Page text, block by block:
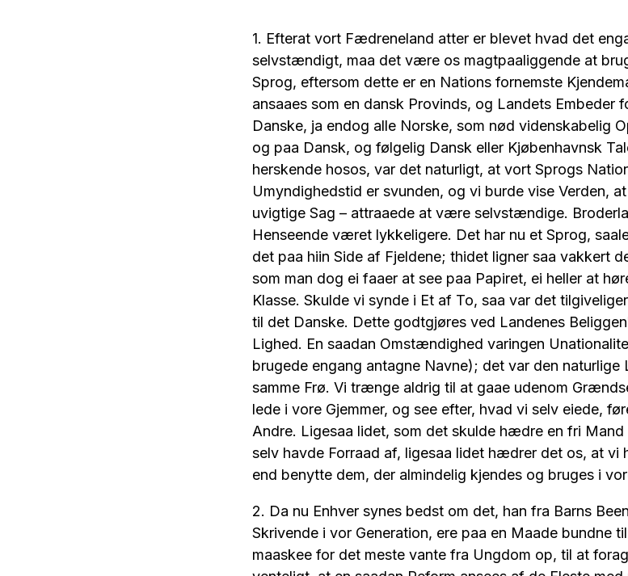
1. Efterat vort Fædreneland atter er blevet hvad det
selvstændigt, maa det være os magtpaaliggende at
Sprog, eftersom dette er en Nations fornemste
ansaaes som en dansk Provinds, og Landets Embeder
Danske, ja endog alle Norske, som nød videnskabelig
og paa Dansk, og følgelig Dansk eller Kjøbenhavnsk
herskende hosos, var det naturligt, at vort Sprogs
Umyndighedstid er svunden, og vi burde vise Verden,
uvigtige Sag – attraaede at være selvstændige.
Henseende været lykkeligere. Det har nu et Sprog,
det paa hiin Side af Fjeldene; thidet ligner saa vakkert
som man dog ei faaer at see paa Papiret, ei heller at
Klasse. Skulde vi synde i Et af To, saa var det
til det Danske. Dette godtgjøres ved Landenes
Lighed. En saadan Omstændighed varingen
brugede engang antagne Navne); det var den
samme Frø. Vi trænge aldrig til at gaae udenom
lede i vore Gjemmer, og see efter, hvad vi selv eiede,
Andre. Ligesaa lidet, som det skulde hædre en fri
selv havde Forraad af, ligesaa lidet hædrer det os, at vi
end benytte dem, der almindelig kjendes og bruges i
2. Da nu Enhver synes bedst om det, han fra Barns
Skrivende i vor Generation, ere paa en Maade bundne
maaskee for det meste vante fra Ungdom op, til at